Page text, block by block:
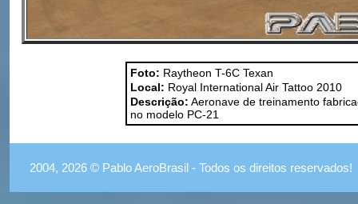
Foto: Raytheon T-6C Texan
Local: Royal International Air Tattoo 2010
Descrição: Aeronave de treinamento
no modelo PC-21
2004, 2026 © Pablo AeroBrasil - Todos os direitos reservados!